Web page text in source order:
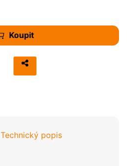
Koupit
Technický popis